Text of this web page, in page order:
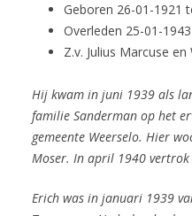
Geboren 26-01-1921
Overleden 25-01-
Z.v. Julius Marcuse en
Hij kwam in juni 1939 als
familie Sanderman op het
gemeente Weerselo. Hier
Moser. In april 1940 vertrok
Erich was in januari 1939